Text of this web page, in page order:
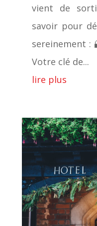
vient de
savoir pour
sereinement :
Votre clé de...
lire plus